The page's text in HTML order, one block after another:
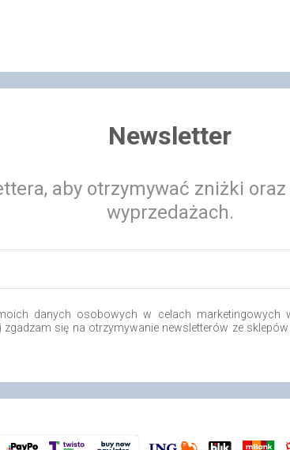
Newsletter
aby otrzymywać zniżki
wyprzedażach.
danych osobowych w celach marketingowych
się na otrzymywanie newsletterów ze